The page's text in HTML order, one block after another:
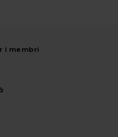
i membri